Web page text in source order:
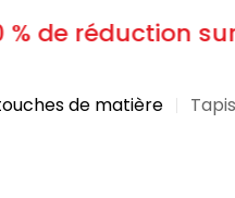
% de réduction sur
de matière